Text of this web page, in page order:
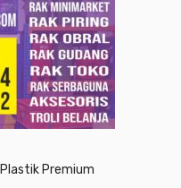
Premium